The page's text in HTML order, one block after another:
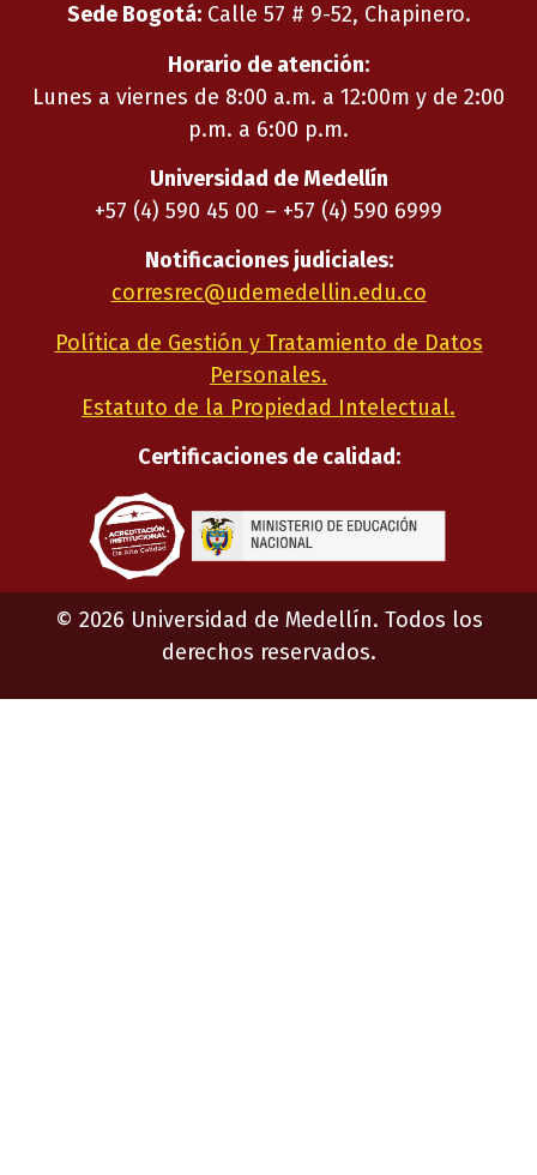
Sede Bogotá:Calle 57 # 9-52, Chapinero.
Horario de atención:
Lunes a viernes de 8:00 a.m. a 12:00m y de 2:00
p.m. a 6:00 p.m.
Universidad de Medellín
+57 (4) 590 45 00 – +57 (4) 590 6999
Notificaciones judiciales:
corresrec@udemedellin.edu.co
Política de Gestión y Tratamiento de Datos
Personales.
Estatuto de la Propiedad Intelectual.
Certificaciones de calidad:
© 2026 Universidad de Medellín. Todos los
derechos reservados.